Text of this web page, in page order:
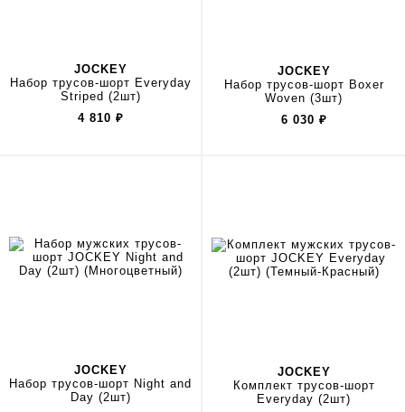
JOCKEY
Набор трусов-шорт Everyday
Striped (2шт)
4 810 ₽
JOCKEY
Набор трусов-шорт Boxer
Woven (3шт)
6 030 ₽
JOCKEY
Набор трусов-шорт Night and
Day (2шт)
JOCKEY
Комплект трусов-шорт
Everyday (2шт)